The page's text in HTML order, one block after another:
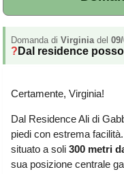
Domanda di Virginiadel
Dal residence
Certamente, Virginia!
Dal Residence Ali di
piedi con estrema
situato a soli 300 metri
sua posizione centrale
Calabria(331)
Campania(364)
Friuli - Venezia Giulia
Lazio(317)
Liguria(189)